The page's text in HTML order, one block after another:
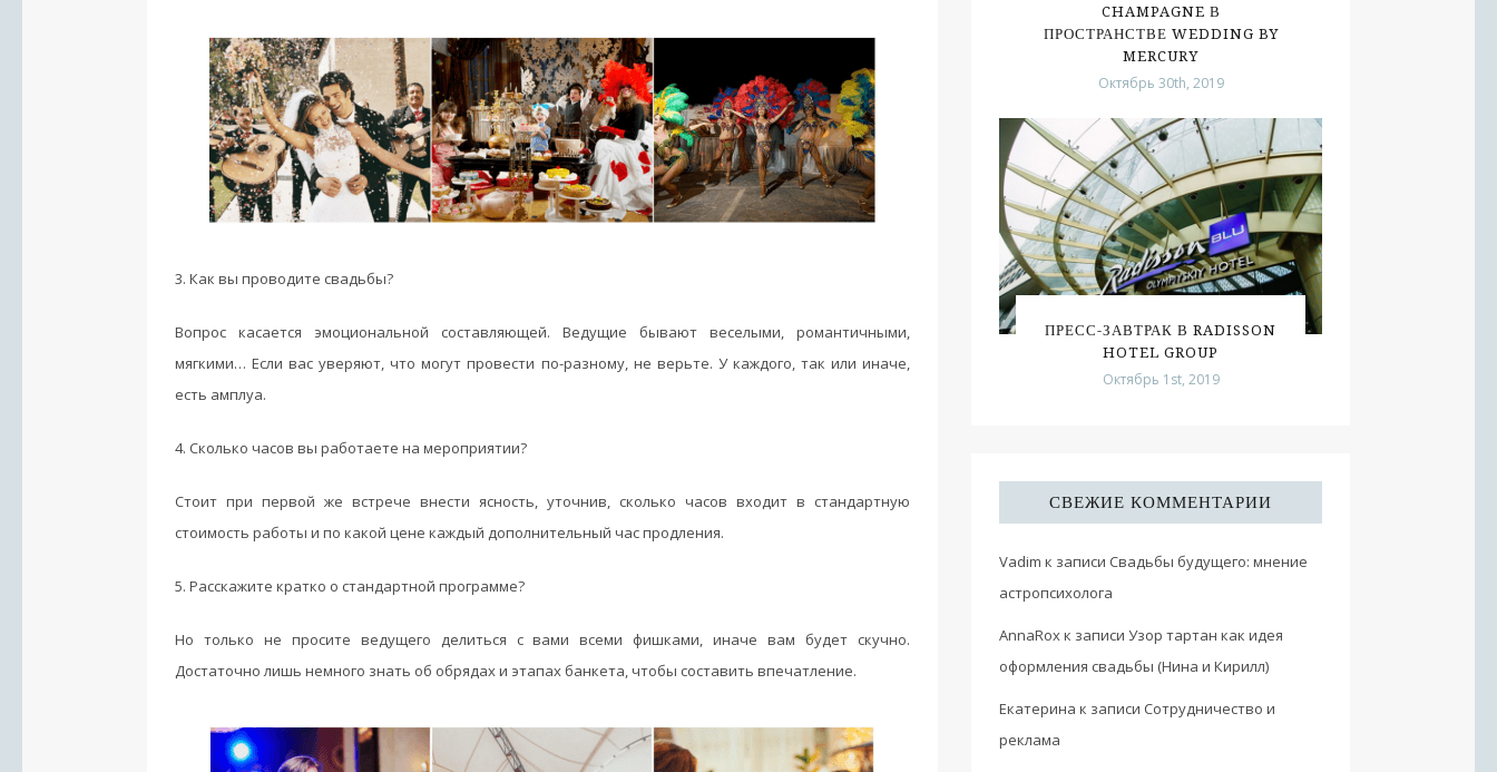
3. Как вы проводите свадьбы?
Вопрос касается эмоциональной составляющей. Ведущие бывают веселыми, романтичными,
мягкими… Если вас уверяют, что могут провести по-разному, не верьте. У каждого, так или иначе,
есть амплуа.
4. Сколько часов вы работаете на мероприятии?
Стоит при первой же встрече внести ясность, уточнив, сколько часов входит в стандартную
стоимость работы и по какой цене каждый дополнительный час продления.
5. Расскажите кратко о стандартной программе?
Но только не просите ведущего делиться с вами всеми фишками, иначе вам будет скучно.
Достаточно лишь немного знать об обрядах и этапах банкета, чтобы составить впечатление.
CHAMPAGNE В
ПРОСТРАНСТВЕ WEDDING BY
MERCURY
Октябрь 30th, 2019
ПРЕСС-ЗАВТРАК В RADISSON
HOTEL GROUP
Октябрь 1st, 2019
СВЕЖИЕ КОММЕНТАРИИ
Vadim к записи Свадьбы будущего: мнение
астропсихолога
AnnaRoxк записи Узор тартан как идея
оформления свадьбы (Нина и Кирилл)
Екатерина к записи Сотрудничество и
реклама